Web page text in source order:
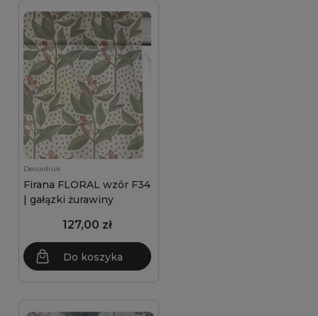
Decordruk
Firana FLORAL wzór F34
| gałązki żurawiny
127,00 zł
Do koszyka